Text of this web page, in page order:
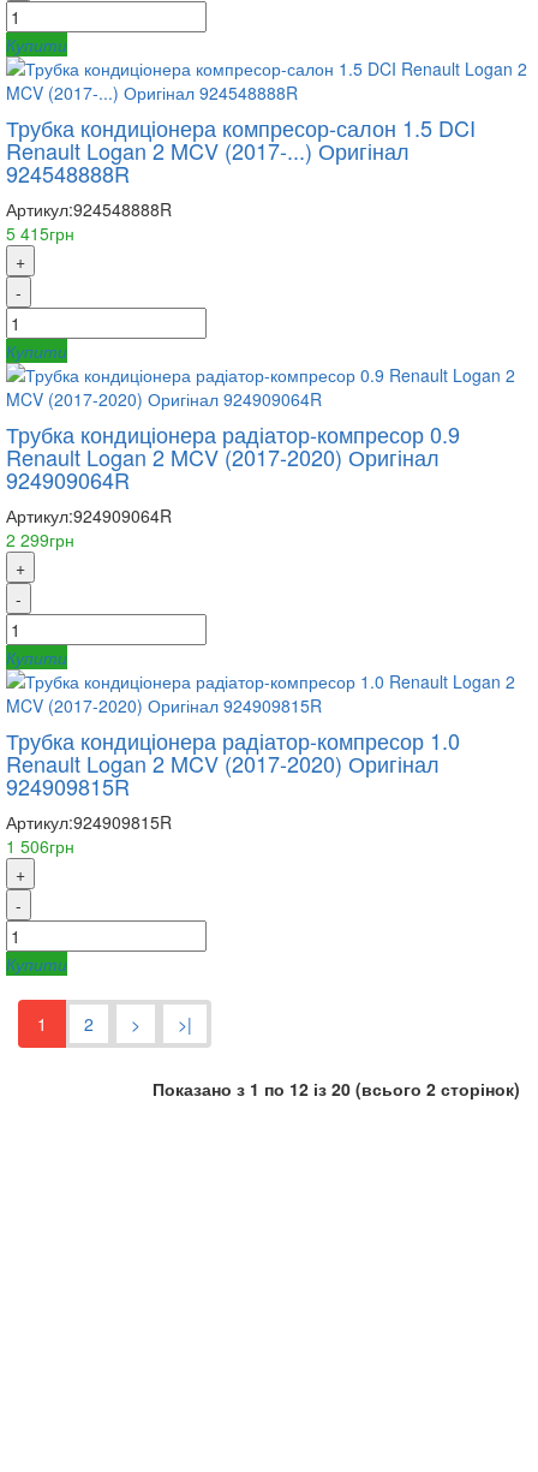
Купити
Трубка кондиціонера компресор-салон 1.5 DCI
Renault Logan 2 MCV (2017-...) Оригінал
924548888R
Артикул:924548888R
5 415грн
+
-
Купити
Трубка кондиціонера радіатор-компресор 0.9
Renault Logan 2 MCV (2017-2020) Оригінал
924909064R
Артикул:924909064R
2 299грн
+
-
Купити
Трубка кондиціонера радіатор-компресор 1.0
Renault Logan 2 MCV (2017-2020) Оригінал
924909815R
Артикул:924909815R
1 506грн
+
-
Купити
1 2 > >|
Показано з 1 по 12 із 20 (всього 2 сторінок)